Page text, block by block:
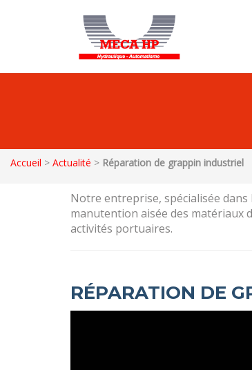
Accueil > Actualité > Réparation de grappin industriel
Notre entreprise, spécialisée
manutention aisée des matériaux
activités portuaires.
RÉPARATION DE